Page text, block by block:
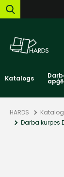
Katalogs
HARDS
Darba kurpes